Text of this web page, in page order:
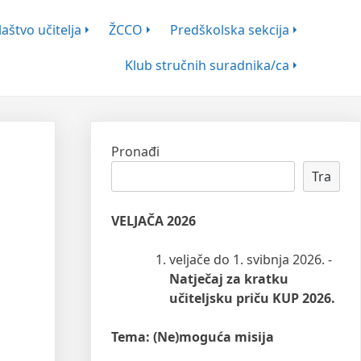
učitelja ŽCCO
Predškolska sekcija
Klub stručnih suradnika/ca
Pronađi
Tra
VELJAČA 2026
veljače do 1. svibnja 2026. -
Natječaj za kratku
učiteljsku priču KUP 2026.
Tema: (Ne)moguća misija